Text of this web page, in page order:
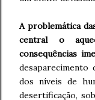
A problemática
central o
consequências
desaparecimento
dos níveis de
desertificação,